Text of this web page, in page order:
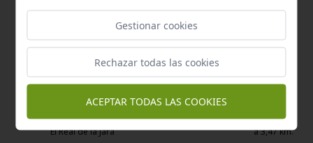
Sendero Señalizado
El castillo
El Real de la Jara a 3,47 km.
Gestionar cookies
Rechazar todas las cookies
ACEPTAR TODAS LAS COOKIES